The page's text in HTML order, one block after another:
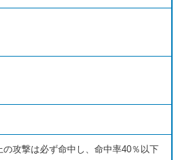
の攻撃は必ず命中し、命中率40％以下